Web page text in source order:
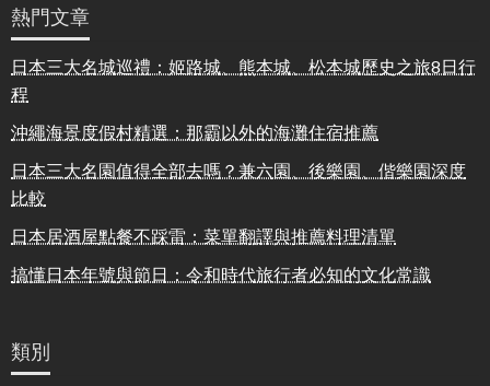
熱門文章
日本三大名城巡禮：姬路城、熊本城、松本城歷史之旅8日行
程
沖繩海景度假村精選：那霸以外的海灘住宿推薦
日本三大名園值得全部去嗎？兼六園、後樂園、偕樂園深度
比較
日本居酒屋點餐不踩雷：菜單翻譯與推薦料理清單
搞懂日本年號與節日：令和時代旅行者必知的文化常識
類別